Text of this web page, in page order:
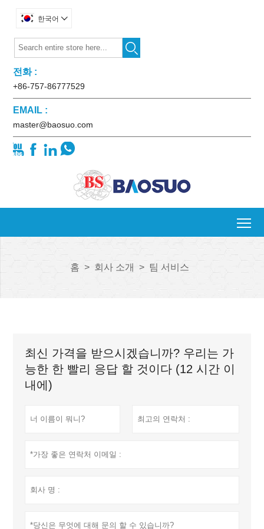
한국어 

전화 :
+86-757-86777529
EMAIL :
master@baosuo.com
   
홈 > 회사 소개 > 팀 서비스
최신 가격을 받으시겠습니까? 우리는 가
능한 한 빨리 응답 할 것이다 (12 시간 이
내에)